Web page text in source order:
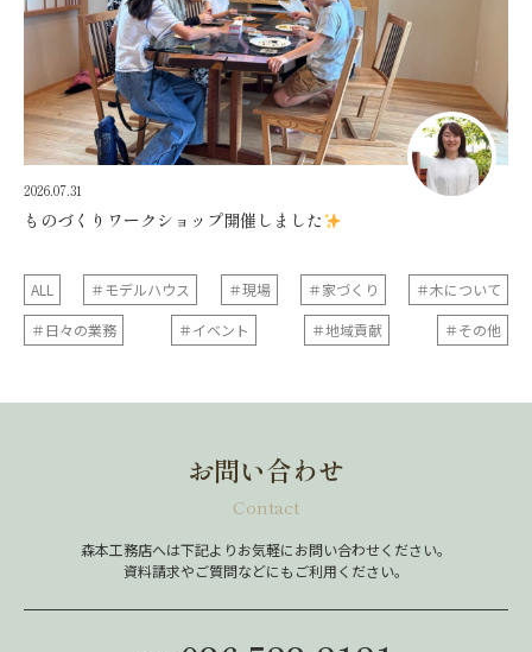
2026.07.31
ものづくりワークショップ開催しました
ALL ＃モデルハウス ＃現場 ＃家づくり
＃木について
＃日々の業務
＃イベント ＃地域貢献 ＃その他
お問い合わせ
Contact
森本工務店へは下記よりお気軽にお問い合わせください。
資料請求やご質問などにもご利用ください。